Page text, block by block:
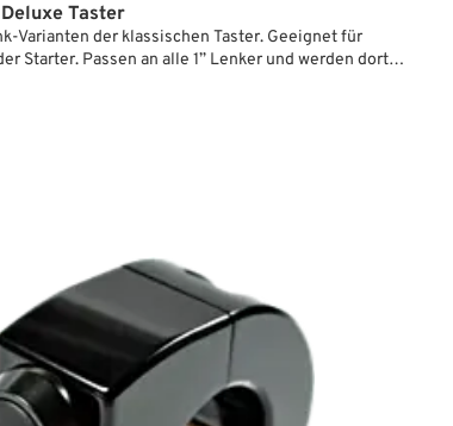
Taster
Varianten der klassischen Taster. Geeignet für
Starter. Passen an alle 1” Lenker und werden dort
Kabeln, die im Lenker verlegt werden.